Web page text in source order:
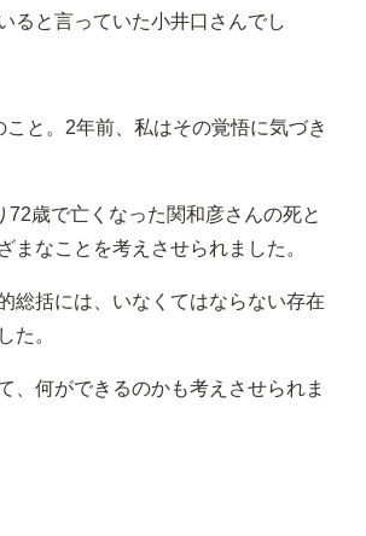
ると言っていた小井口さんでし
こと。2年前、私はその覚悟に気づき
72歳で亡くなった関和彦さんの死と
まなことを考えさせられました。
総括には、いなくてはならない存在
た。
、何ができるのかも考えさせられま